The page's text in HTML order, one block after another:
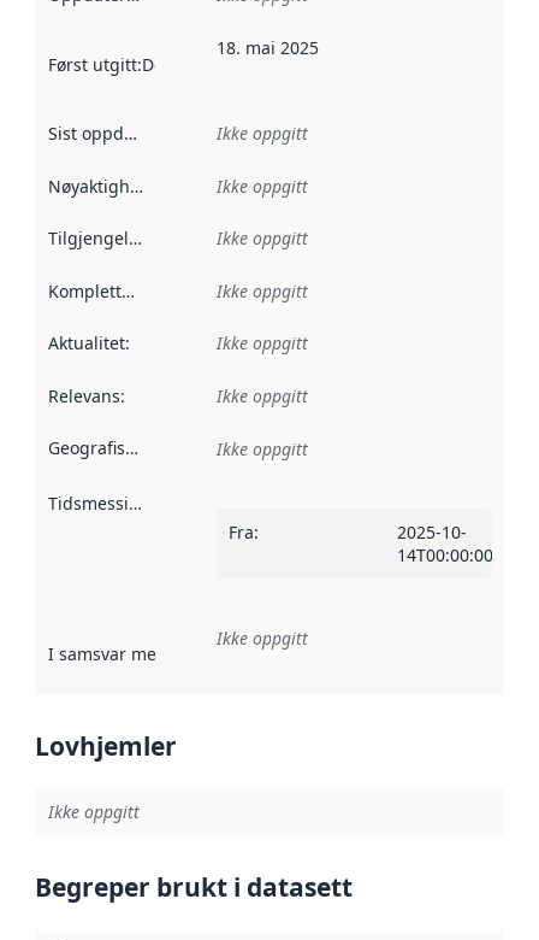
Først utgitt:Denne datoen sier når dataene i dette
18. mai 2025
Sist oppdatert Ikke oppgitt
Nøyaktighet Ikke oppgitt
Tilgjengelighet Ikke oppgitt
Kompletthet Ikke oppgitt
Aktualitet: Ikke oppgitt
Relevans: Ikke oppgitt
Geografisk avgrensning :
Ikke oppgitt
Tidsmessig avgrensning
Fra:
2025-10-
14T00:00:00Z
I samsvar med Referanse til en implementasjonsregel
Ikke oppgitt
Lovhjemler
Ikke oppgitt
Begreper brukt i datasett